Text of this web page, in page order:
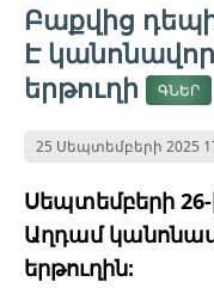
Բաքվից
Է
երթուղի
ԳՆԵՐ
25 Սեպտեմբերի 2025
Սեպտեմբերի 26-
Աղդամ
երթուղին: